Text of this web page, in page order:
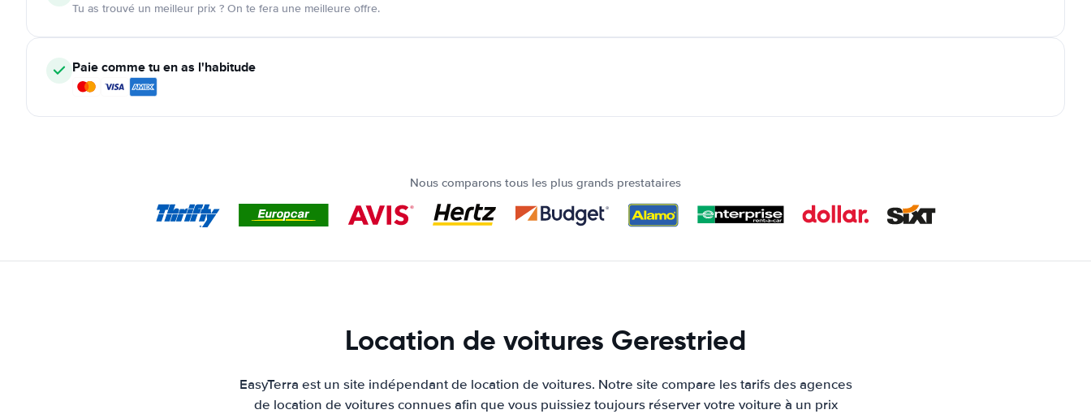
Tu as trouvé un meilleur prix ? On te fera une meilleure offre.
Paie comme tu en as l'habitude
Nous comparons tous les plus grands prestataires
Location de voitures Gerestried
EasyTerra est un site indépendant de location de voitures. Notre site compare les tarifs des agences
de location de voitures connues afin que vous puissiez toujours réserver votre voiture à un prix